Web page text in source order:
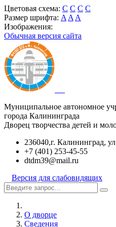
Цветовая схема: C C C C
Размер шрифта: A A A
Изображения:
Обычная версия сайта
Муниципальное автономное
города Калининграда
Дворец творчества детей и
236040,г. Калининград,
+7 (401) 253-45-55
dtdm39@mail.ru
Версия для слабовидящих
О дворце
Сведения